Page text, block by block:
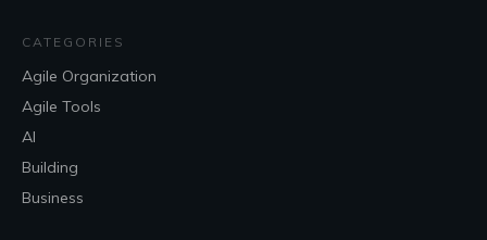
CATEGORIES
Agile Organization
Agile Tools
AI
Building
Business